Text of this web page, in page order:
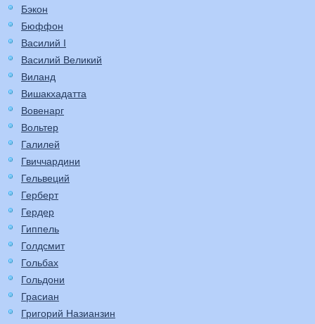
Бэкон
Бюффон
Василий I
Василий Великий
Виланд
Вишакхадатта
Вовенарг
Вольтер
Галилей
Гвиччардини
Гельвеций
Герберт
Гердер
Гиппель
Голдсмит
Гольбах
Гольдони
Грасиан
Григорий Назианзин